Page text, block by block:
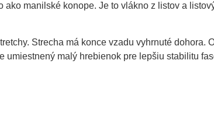
manilské konope. Je to vlákno z listov a
Strecha má konce vzadu vyhrnuté
malý hrebienok pre lepšiu stabilitu